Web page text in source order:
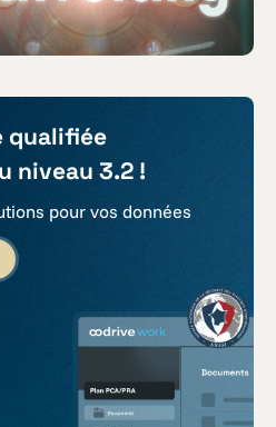
qualifiée
niveau 3.2 !
pour vos données